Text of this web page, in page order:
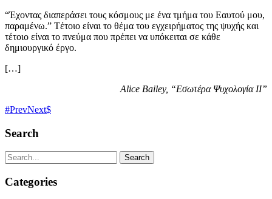
“Έχοντας διαπεράσει τους κόσμους με ένα τμήμα του Eαυτού μου,
παραμένω.” Tέτοιο είναι το θέμα του εγχειρήματος της ψυχής και
τέτοιο είναι το πνεύμα που πρέπει να υπόκειται σε κάθε
δημιουργικό έργο.
[…]
Alice Bailey, “Εσωτέρα Ψυχολογία ΙΙ”
PrevNext
Search
Categories